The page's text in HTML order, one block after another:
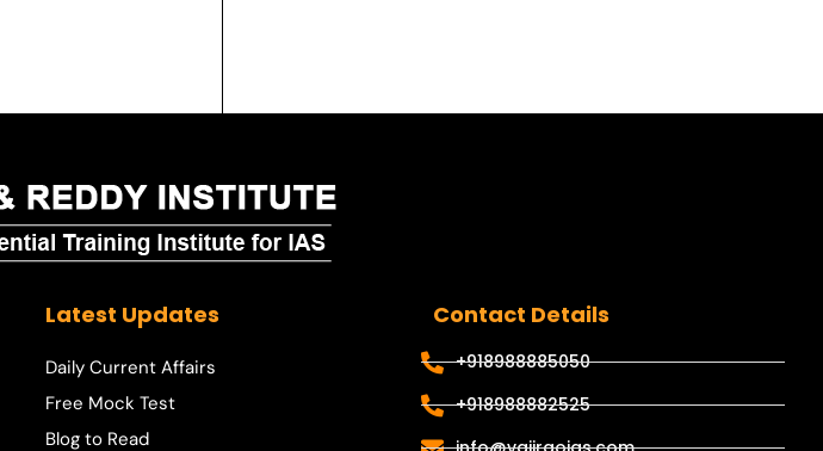
Latest Updates
Daily Current Affairs
Free Mock Test
Blog to Read
Contact Details
+918988885050
+918988882525